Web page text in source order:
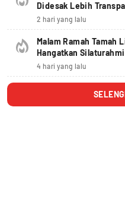
Didesak Lebih
2 hari yang lalu
Malam Ramah Tamah
Hangatkan
4 hari yang lalu